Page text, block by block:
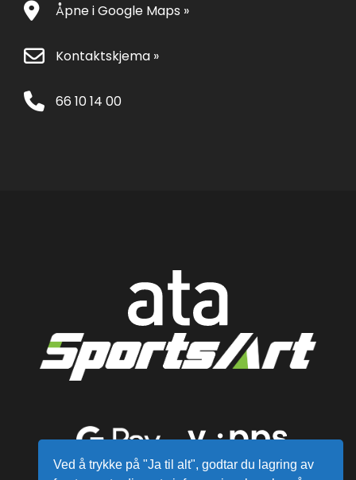
Åpne i Google Maps »
Kontaktskjema »
66 10 14 00
Ved å trykke på "Ja til alt", godtar du lagring av